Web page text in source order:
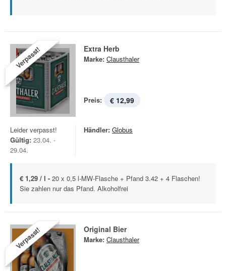
Verpasst! Extra Herb
Marke: Clausthaler
Preis: € 12,99
Leider verpasst!
Gültig: 23.04. -
29.04.
Händler: Globus
€ 1,29 / l - 20 x 0,5 l-MW-Flasche + Pfand 3.42 + 4 Flaschen!
Sie zahlen nur das Pfand. Alkoholfrei
Verpasst! Original Bier
Marke: Clausthaler